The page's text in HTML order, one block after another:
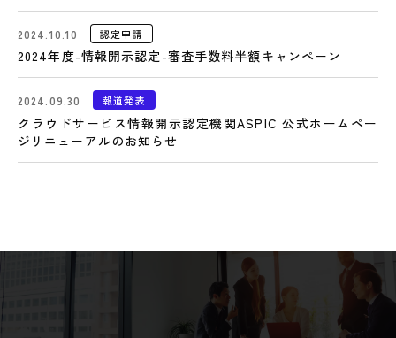
2024.10.10 認定申請
2024年度-情報開示認定-審査手数料半額キャンペーン
2024.09.30 報道発表
クラウドサービス情報開示認定機関ASPIC 公式ホームペー
ジリニューアルのお知らせ